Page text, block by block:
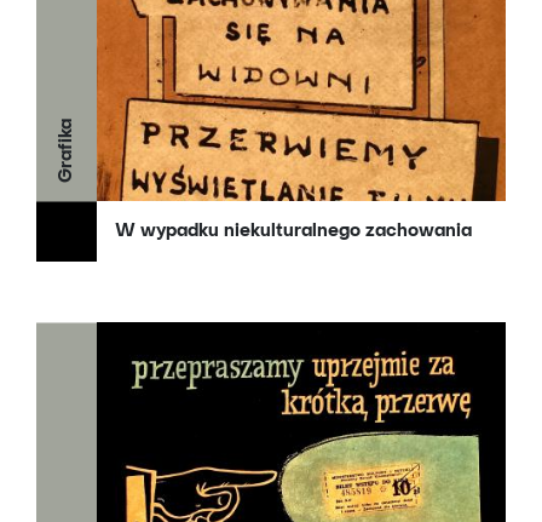
Grafika
W wypadku niekulturalnego zachowania